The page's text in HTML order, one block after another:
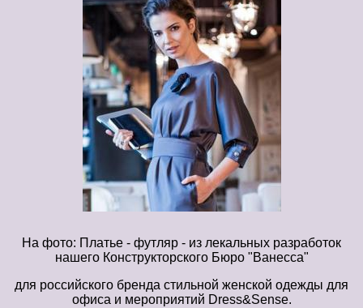
На фото: Платье - футляр - из лекальных разработок
нашего Конструкторского Бюро "Ванесса"
для российского бренда стильной женской одежды для
офиса и мероприятий Dress&Sense.